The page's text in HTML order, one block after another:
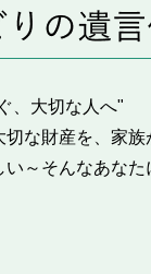
、大切な人へ"
切な財産を、家
～そんなあなた